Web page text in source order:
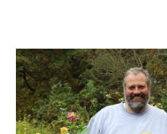
Leichte Sprache
Gebärdensprache